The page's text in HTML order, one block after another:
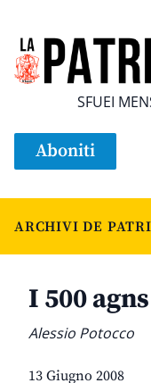
SFUEI
Aboniti
ARCHIVI DE
I 500
Alessio Potocco
13 Giugno 2008